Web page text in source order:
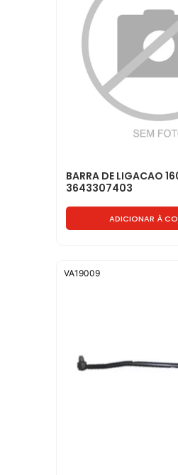
BARRA DE LIGACAO
3643307403
ADICIONAR À
VA19009